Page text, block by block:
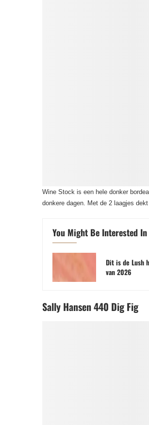
Wine Stock is een hele donker
donkere dagen. Met de 2 laagjes
You Might Be Interested In
Dit is de Lush
van 2026
Sally Hansen 440 Dig Fig